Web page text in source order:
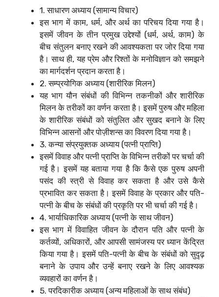
1. साधारण अध्याय (सामान्य विचार)
इस भाग में काम, धर्म, और अर्थ का परिचय दिया गया है।
इसमें जीवन के तीन प्रमुख उद्देश्यों (धर्म, अर्थ, काम) के
बीच संतुलन बनाए रखने की आवश्यकता पर जोर दिया गया
है। साथ ही, यह प्रेम और रिश्तों के मनोविज्ञान को समझने
का मार्गदर्शन प्रदान करता है।
2. सम्प्रयोगिक अध्याय (शारीरिक मिलन)
यह भाग यौन संबंधों की विभिन्न तकनीकों और शारीरिक
मिलन के तरीकों का वर्णन करता है। इसमें पुरुष और महिला
के शारीरिक संबंधों को संतुलित और सुखद बनाने के लिए
विभिन्न आसनों और पोज़ीशन्स का विवरण दिया गया है।
3. कन्या संप्रयुक्तक अध्याय (पत्नी प्राप्ति)
इसमें विवाह और पत्नी प्राप्ति के विभिन्न तरीकों पर चर्चा की
गई है। इसमें यह बताया गया है कि कैसे एक पुरुष अपनी
पसंद की स्त्री से विवाह कर सकता है और उसे कैसे
प्रभावित कर सकता है। इसमें विवाह के प्रकार और पति-
पत्नी के बीच के संबंधों की प्रकृति पर भी चर्चा की गई है।
4. भार्याधिकारिक अध्याय (पत्नी के साथ जीवन)
इस भाग में विवाहित जीवन के दौरान पति और पत्नी के
कर्तव्यों, अधिकारों, और आपसी सामंजस्य पर ध्यान केंद्रित
किया गया है। इसमें पति-पत्नी के बीच के संबंधों को सुदृढ़
बनाने के उपाय और उन्हें बनाए रखने के लिए आवश्यक
व्यवहारों का वर्णन है।
5. परदिकारीक अध्याय (अन्य महिलाओं के साथ संबंध)